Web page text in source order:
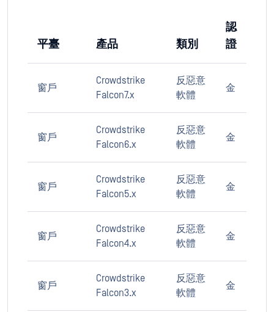
平臺 產品 類別
認
證
窗戶
Crowdstrike
Falcon7.x
反惡意
軟體
金
窗戶
Crowdstrike
Falcon6.x
反惡意
軟體
金
窗戶
Crowdstrike
Falcon5.x
反惡意
軟體
金
窗戶
Crowdstrike
Falcon4.x
反惡意
軟體
金
窗戶
Crowdstrike
Falcon3.x
反惡意
軟體
金